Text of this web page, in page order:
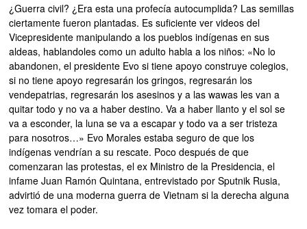
¿Guerra civil? ¿Era esta una profecía autocumplida? Las semillas
ciertamente fueron plantadas. Es suficiente ver videos del
Vicepresidente manipulando a los pueblos indígenas en sus
aldeas, hablandoles como un adulto habla a los niños: «No lo
abandonen, el presidente Evo si tiene apoyo construye colegios,
si no tiene apoyo regresarán los gringos, regresarán los
vendepatrias, regresarán los asesinos y a las wawas les van a
quitar todo y no va a haber destino. Va a haber llanto y el sol se
va a esconder, la luna se va a escapar y todo va a ser tristeza
para nosotros…» Evo Morales estaba seguro de que los
indígenas vendrían a su rescate. Poco después de que
comenzaran las protestas, el ex Ministro de la Presidencia, el
infame Juan Ramón Quintana, entrevistado por Sputnik Rusia,
advirtió de una moderna guerra de Vietnam si la derecha alguna
vez tomara el poder.